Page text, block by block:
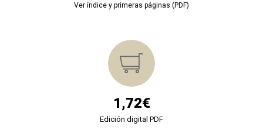
Ver índice y primeras páginas (PDF)
1,72€
Edición digital PDF